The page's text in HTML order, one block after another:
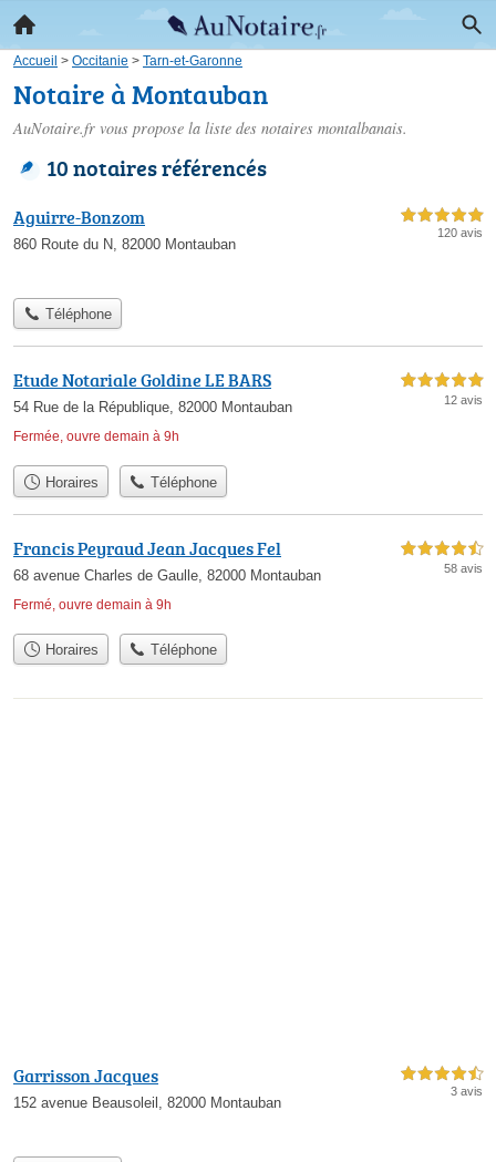
Accueil > Occitanie > Tarn-et-Garonne
Notaire à Montauban
AuNotaire.fr vous propose la liste des notaires montalbanais.
10 notaires référencés
Aguirre-Bonzom
860 Route du N, 82000 Montauban
5,0 étoiles sur 5
120 avis
Téléphone
Etude Notariale Goldine LE BARS
54 Rue de la République, 82000 Montauban
Fermée, ouvre demain à 9h
5,0 étoiles sur 5
12 avis
Horaires Téléphone
Francis Peyraud Jean Jacques Fel
68 avenue Charles de Gaulle, 82000 Montauban
Fermé, ouvre demain à 9h
4,5 étoiles sur 5
58 avis
Horaires Téléphone
Garrisson Jacques
152 avenue Beausoleil, 82000 Montauban
4,5 étoiles sur 5
3 avis